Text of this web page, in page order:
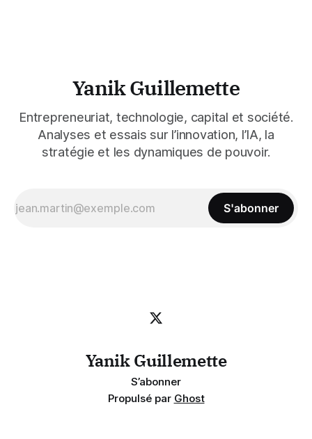
Yanik Guillemette
Entrepreneuriat, technologie, capital et société.
Analyses et essais sur l’innovation, l’IA, la
stratégie et les dynamiques de pouvoir.
S'abonner
Yanik Guillemette
S’abonner
Propulsé par Ghost